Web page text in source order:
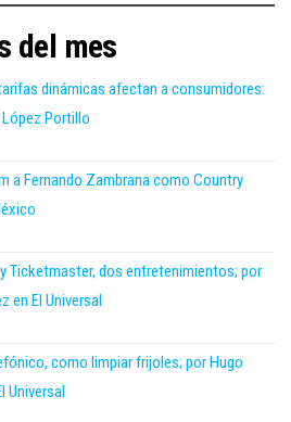
del mes
dinámicas afectan a consumidores:
Portillo
a Fernando Zambrana como Country
Ticketmaster, dos entretenimientos; por
en El Universal
como limpiar frijoles; por Hugo
Universal